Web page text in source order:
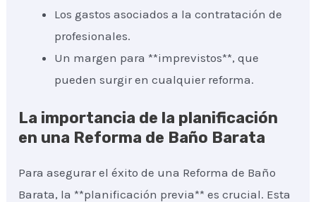
Los gastos asociados a la contratación de
profesionales.
Un margen para **imprevistos**, que
pueden surgir en cualquier reforma.
La importancia de la planificación
en una Reforma de Baño Barata
Para asegurar el éxito de una Reforma de Baño
Barata, la **planificación previa** es crucial. Esta